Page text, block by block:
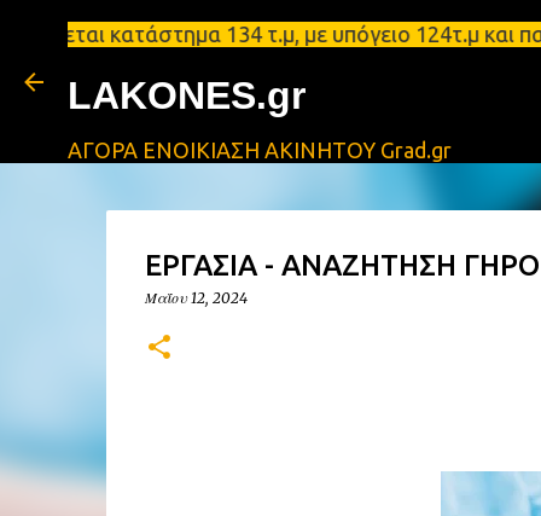
κατάστημα 134 τ.μ, με υπόγειο 124τ.μ και
LAKONES.gr
ΑΓΟΡΑ ΕΝΟΙΚΙΑΣΗ ΑΚΙΝΗΤΟΥ Grad.gr
ΕΡΓΑΣΙΑ - ΑΝΑΖΗΤΗΣΗ
Μαΐου 12, 2024